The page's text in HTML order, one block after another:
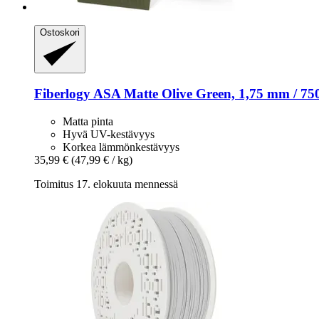
Ostoskori
FiberlogyASA Matte Olive Green, 1,75 mm /
Matta pinta
Hyvä UV-kestävyys
Korkea lämmönkestävyys
35,99 € (47,99 € / kg)
Toimitus 17. elokuuta mennessä